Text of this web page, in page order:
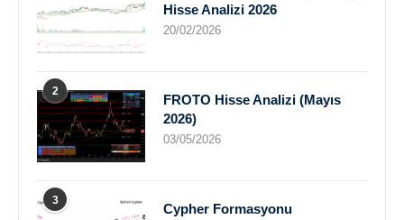
Hisse Analizi 2026
20/02/2026
2
FROTO Hisse Analizi (Mayıs
2026)
03/05/2026
3
Cypher Formasyonu